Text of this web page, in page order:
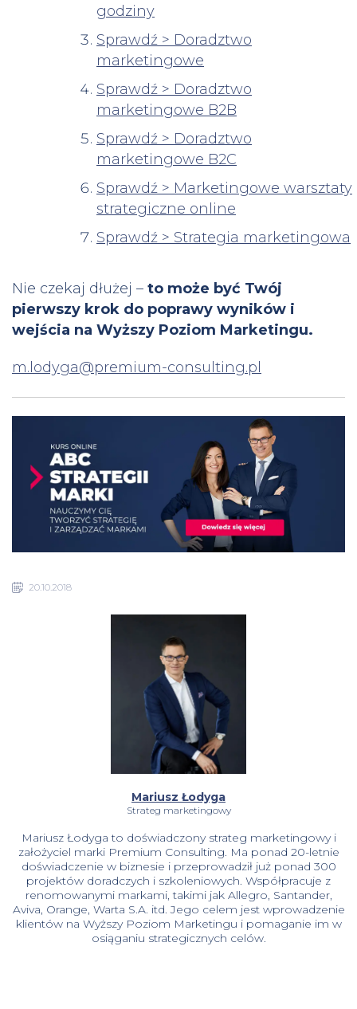
godziny
Sprawdź > Doradztwo
marketingowe
Sprawdź > Doradztwo
marketingowe B2B
Sprawdź > Doradztwo
marketingowe B2C
Sprawdź > Marketingowe warsztaty
strategiczne online
Sprawdź > Strategia marketingowa
Nie czekaj dłużej – to może być Twój
pierwszy krok do poprawy wyników i
wejścia na Wyższy Poziom Marketingu.
m.lodyga@premium-consulting.pl
20.10.2018
Mariusz Łodyga
Strateg marketingowy
Mariusz Łodyga to doświadczony strateg marketingowy i
założyciel marki Premium Consulting. Ma ponad 20-letnie
doświadczenie w biznesie i przeprowadził już ponad 300
projektów doradczych i szkoleniowych. Współpracuje z
renomowanymi markami, takimi jak Allegro, Santander,
Aviva, Orange, Warta S.A. itd. Jego celem jest wprowadzenie
klientów na Wyższy Poziom Marketingu i pomaganie im w
osiąganiu strategicznych celów.